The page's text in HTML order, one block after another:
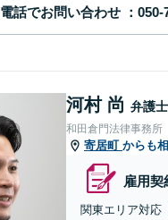
電話でお問い合わせ
河村 尚 弁護士
和田倉門法律事務所
寄居町 からも
雇用
関東エリア対応